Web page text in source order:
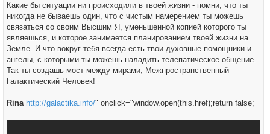
Какие бы ситуации ни происходили в твоей жизни - помни, что ты
никогда не бываешь один, что с чистым намерением ты можешь
связаться со своим Высшим Я, уменьшенной копией которого ты
являешься, и которое занимается планированием твоей жизни на
Земле. И что вокруг тебя всегда есть твои духовные помощники и
ангелы, с которыми ты можешь наладить телепатическое общение.
Так ты создашь мост между мирами, Межпространственный
Галактический Человек!
Rina http://galactika.info/" onclick="window.open(this.href);return false;